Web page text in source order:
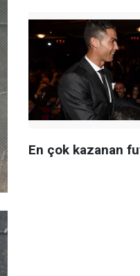
En çok kazanan